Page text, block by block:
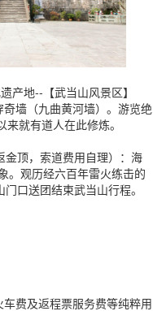
产地--【武当山风景区】
墙（九曲黄河墙）。游览绝
就有道人在此修炼。
顶，索道费用自理）：海
。观历经六百年雷火练击的
口送团结束武当山行程。
费及返程票服务费等纯粹用